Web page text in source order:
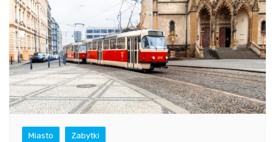
Miasto Zabytki